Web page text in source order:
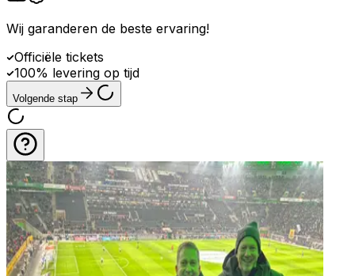
Wij garanderen de beste ervaring!
Officiële tickets
100% levering op tijd
Volgende stap